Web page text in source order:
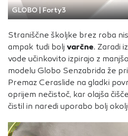
GLOBO | Forty3
Straniščne školjke brez roba
ampak tudi bolj varčne. Zaradi
vode učinkovito izpirajo z
modelu Globo Senzabrida že
Premaz Ceraslide na gladki
oprijem nečistoč, kar olajša
čistil in naredi uporabo bolj